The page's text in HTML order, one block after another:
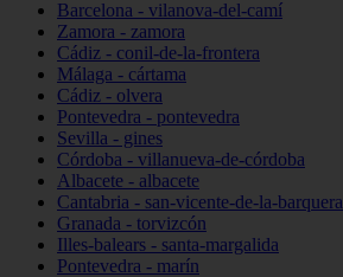
Barcelona - vilanova-del-camí
Zamora - zamora
Cádiz - conil-de-la-frontera
Málaga - cártama
Cádiz - olvera
Pontevedra - pontevedra
Sevilla - gines
Córdoba - villanueva-de-córdoba
Albacete - albacete
Cantabria - san-vicente-de-la-barquera
Granada - torvizcón
Illes-balears - santa-margalida
Pontevedra - marín